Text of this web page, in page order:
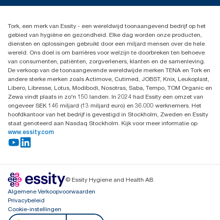
Dispenserklacht
02 766 05 30
Essity Belgium NV
Berkenlaan 8B
1831 MACHELEN
Tork, een merk van Essity - een wereldwijd toonaangevend bedrijf op het
gebied van hygiëne en gezondheid. Elke dag worden onze producten,
diensten en oplossingen gebruikt door een miljard mensen over de hele
wereld. Ons doel is om barrières voor welzijn te doorbreken ten behoeve
van consumenten, patiënten, zorgverleners, klanten en de samenleving.
De verkoop van de toonaangevende wereldwijde merken TENA en Tork en
andere sterke merken zoals Actimove, Cutimed, JOBST, Knix, Leukoplast,
Libero, Libresse, Lotus, Modibodi, Nosotras, Saba, Tempo, TOM Organic en
Zewa vindt plaats in zo'n 150 landen. In 2024 had Essity een omzet van
ongeveer SEK 146 miljard (13 miljard euro) en 36.000 werknemers. Het
hoofdkantoor van het bedrijf is gevestigd in Stockholm, Zweden en Essity
staat genoteerd aan Nasdaq Stockholm. Kijk voor meer informatie op
www.essity.com
© Essity Hygiene and Health AB
Algemene Verkoopvoorwaarden
Privacybeleid
Cookie-instellingen